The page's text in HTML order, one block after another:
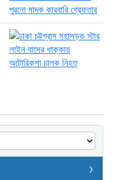
সড়ক: মাঝরাস্তায় খুঁটি,
দুর্ঘটনা
অভিমুখে ১১ দলীয় ঐক্যের
কঠোর প্রধানমন্ত্রী: সমন্বিত
›